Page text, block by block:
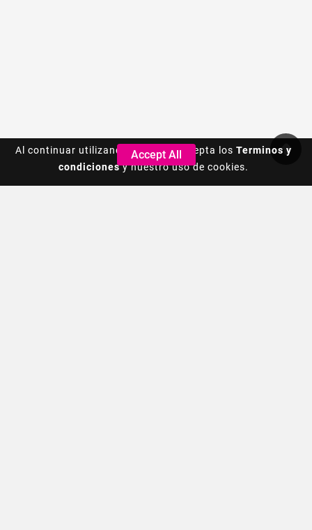
Al continuar utilizando este sitio, acepta los Terminos y
condicionesy nuestro uso de cookies.
Accept All
Al continuar utilizando este sitio, acepta los Terminos y
condicionesy nuestro uso de cookies.
Accept All